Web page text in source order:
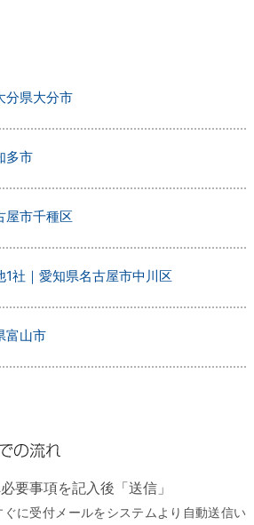
分県大分市
多市
屋市千種区
社｜愛知県名古屋市中川区
富山市
要事項を記入後「送信」
に受付メールをシステムより自動送信い